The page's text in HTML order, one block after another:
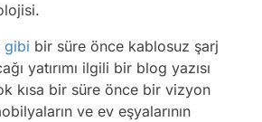
gibi bir süre önce kablosuz şarj
yatırımı ilgili bir blog yazısı
kısa bir süre önce bir vizyon
ve ev eşyalarının